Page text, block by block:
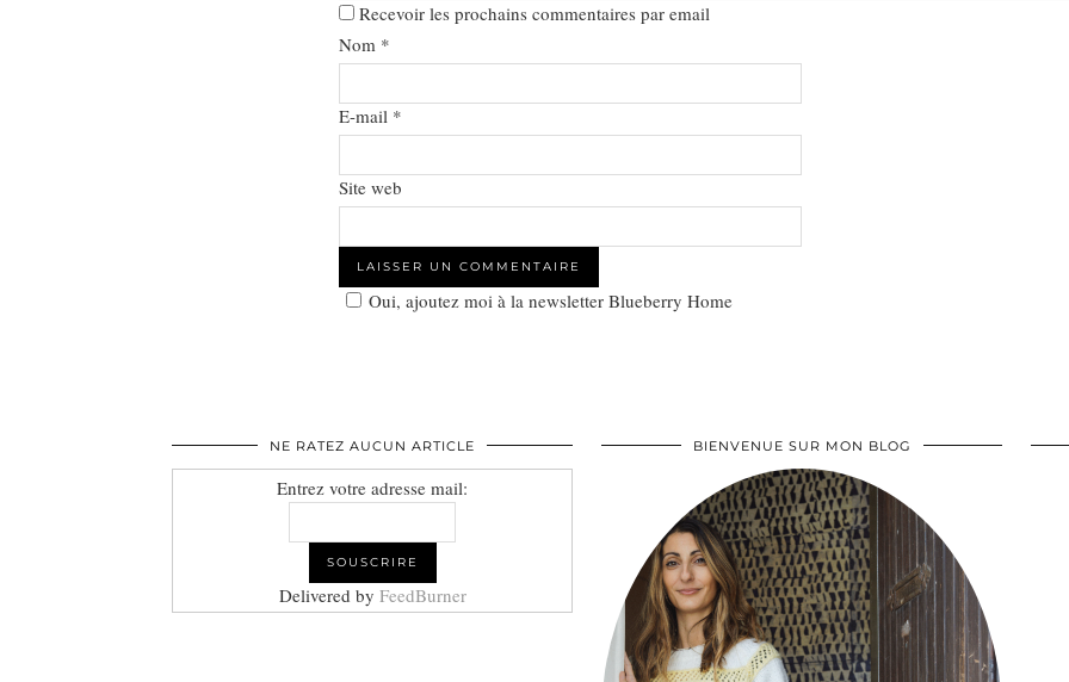
Recevoir les prochains commentaires par email
Nom *
E-mail *
Site web
Oui, ajoutez moi à la newsletter Blueberry Home
NE RATEZ AUCUN ARTICLE
Entrez votre adresse mail:
Delivered by FeedBurner
BIENVENUE SUR MON BLOG